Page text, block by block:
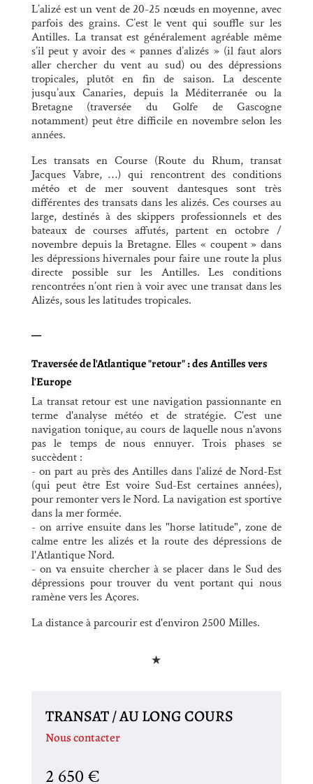
L’alizé est un vent de 20-25 nœuds en moyenne, avec
parfois des grains. C’est le vent qui souffle sur les
Antilles. La transat est généralement agréable même
s’il peut y avoir des « pannes d’alizés » (il faut alors
aller chercher du vent au sud) ou des dépressions
tropicales, plutôt en fin de saison. La descente
jusqu’aux Canaries, depuis la Méditerranée ou la
Bretagne (traversée du Golfe de Gascogne
notamment) peut être difficile en novembre selon les
années.
Les transats en Course (Route du Rhum, transat
Jacques Vabre, …) qui rencontrent des conditions
météo et de mer souvent dantesques sont très
différentes des transats dans les alizés. Ces courses au
large, destinés à des skippers professionnels et des
bateaux de courses affutés, partent en octobre /
novembre depuis la Bretagne. Elles « coupent » dans
les dépressions hivernales pour faire une route la plus
directe possible sur les Antilles. Les conditions
rencontrées n’ont rien à voir avec une transat dans les
Alizés, sous les latitudes tropicales.
—
Traversée de l'Atlantique "retour" : des Antilles vers
l'Europe
La transat retour est une navigation passionnante en
terme d'analyse météo et de stratégie. C'est une
navigation tonique, au cours de laquelle nous n'avons
pas le temps de nous ennuyer. Trois phases se
succèdent :
- on part au près des Antilles dans l'alizé de Nord-Est
(qui peut être Est voire Sud-Est certaines années),
pour remonter vers le Nord. La navigation est sportive
dans la mer formée.
- on arrive ensuite dans les "horse latitude", zone de
calme entre les alizés et la route des dépressions de
l'Atlantique Nord.
- on va ensuite chercher à se placer dans le Sud des
dépressions pour trouver du vent portant qui nous
ramène vers les Açores.
La distance à parcourir est d'environ 2500 Milles.
★
TRANSAT / AU LONG COURS
Nous contacter
2 650 €